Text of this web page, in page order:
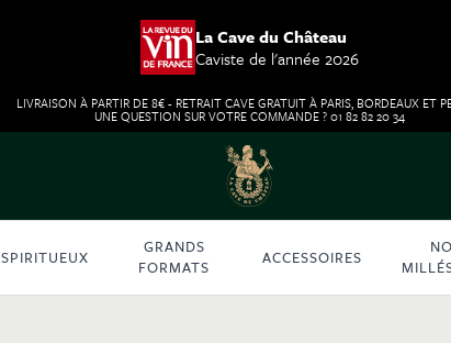
La Cave du Château
Caviste de l'année 2026
LIVRAISON À PARTIR DE 8€ - RETRAIT CAVE GRATUIT À PARIS, BORDEAUX ET
UNE QUESTION SUR VOTRE COMMANDE ? 01 82 82 20 34
SPIRITUEUX
GRANDS
FORMATS
ACCESSOIRES